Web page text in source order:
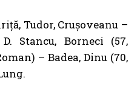
Tudor, Crușoveanu –
Stancu, Borneci (57,
– Badea, Dinu (70,